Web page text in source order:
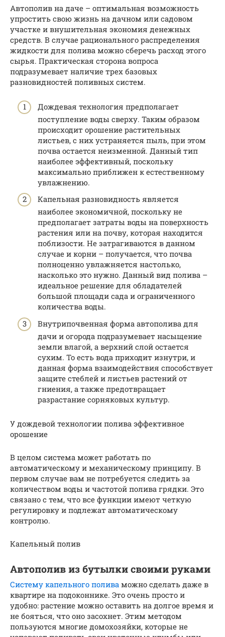
Автополив на даче – оптимальная возможность
упростить свою жизнь на дачном или садовом
участке и внушительная экономия денежных
средств. В случае рационального распределения
жидкости для полива можно сберечь расход этого
сырья. Практическая сторона вопроса
подразумевает наличие трех базовых
разновидностей поливных систем.
Дождевая технология предполагает
поступление воды сверху. Таким образом
происходит орошение растительных
листьев, с них устраняется пыль, при этом
почва остается неизменной. Данный тип
наиболее эффективный, поскольку
максимально приближен к естественному
увлажнению.
Капельная разновидность является
наиболее экономичной, поскольку не
предполагает затраты воды на поверхность
растения или на почву, которая находится
поблизости. Не затрагиваются в данном
случае и корни – получается, что почва
полноценно увлажняется настолько,
насколько это нужно. Данный вид полива –
идеальное решение для обладателей
большой площади сада и ограниченного
количества воды.
Внутрипочвенная форма автополива для
дачи и огорода подразумевает насыщение
земли влагой, а верхний слой остается
сухим. То есть вода приходит изнутри, и
данная форма взаимодействия способствует
защите стеблей и листьев растений от
гниения, а также предотвращает
разрастание сорняковых культур.
У дождевой технологии полива эффективное
орошение
В целом система может работать по
автоматическому и механическому принципу. В
первом случае вам не потребуется следить за
количеством воды и частотой полива грядки. Это
связано с тем, что все функции имеют четкую
регулировку и подлежат автоматическому
контролю.
Капельный полив
Автополив из бутылки своими руками
Систему капельного полива можно сделать даже в
квартире на подоконнике. Это очень просто и
удобно: растение можно оставить на долгое время и
не бояться, что оно засохнет. Этим методом
пользуются многие домохозяйки, которые не